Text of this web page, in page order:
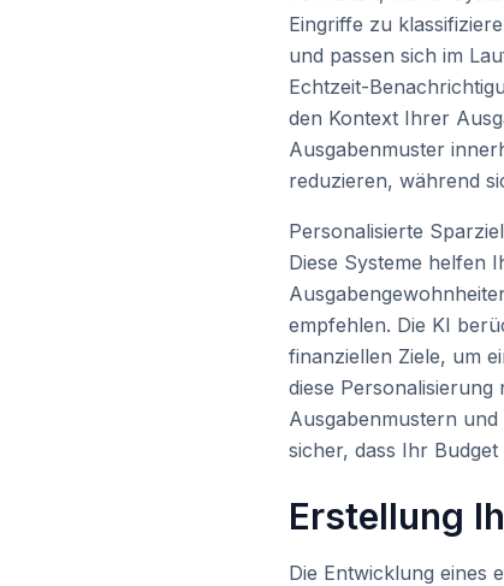
Eingriffe zu
und passen sich im
Echtzeit-
den Kontext Ihrer
Ausgabenmuster
reduzieren, während
Personalisierte
Diese Systeme helfen
empfehlen. Die KI
finanziellen Ziele, um
diese
Ausgabenmustern
sicher, dass Ihr
Erstellung
Die Entwicklung eines